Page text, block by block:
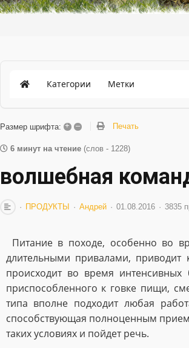
Категории Метки
Размер шрифта: + – Печать
6 минут на чтение (слов - 1228)
волшебная
ПРОДУКТЫ Андрей 01.08.2016 3835
Питание в походе, особенно во
длительными привалами,
происходит во время
приспособленного к говке пищи,
типа вполне подходит любая
способствующая полноценным
таких условиях и пойдет речь.